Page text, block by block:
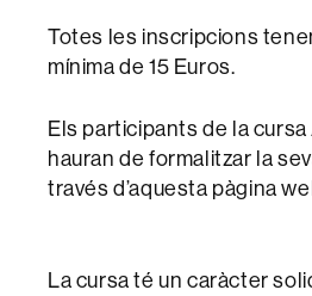
Totes les inscripcions
mínima de 15 Euros.
Els participants de la
hauran de formalitzar la
través d’aquesta pàgina
La cursa té un caràcter